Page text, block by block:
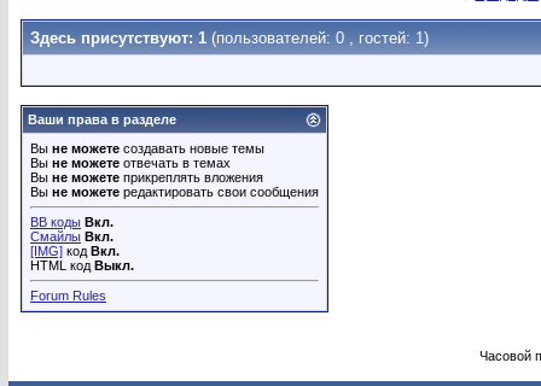
Здесь присутствуют: 1 (пользователей: 0 , гостей: 1)
Ваши права в разделе
Вы не можете создавать новые темы
Вы не можете отвечать в темах
Вы не можете прикреплять вложения
Вы не можете редактировать свои сообщения
BB коды Вкл.
Смайлы Вкл.
[IMG] код Вкл.
HTML код Выкл.
Forum Rules
Часовой